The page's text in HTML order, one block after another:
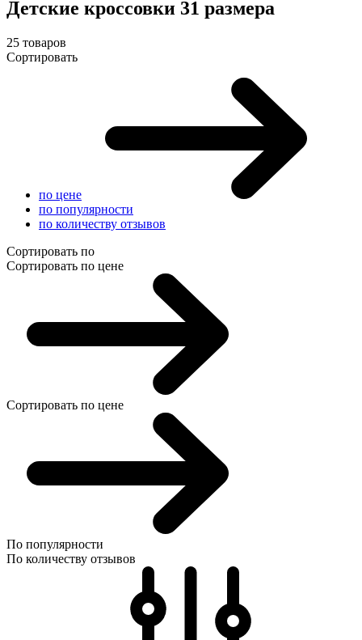
Детские кроссовки 31 размера
25 товаров
Сортировать
по цене
по популярности
по количеству отзывов
Сортировать по
Сортировать по цене
Сортировать по цене
По популярности
По количеству отзывов